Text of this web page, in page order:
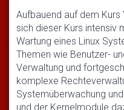
Aufbauend auf dem Kurs
sich dieser Kurs intensiv
Wartung eines Linux
Themen wie Benutzer-
Verwaltung und
komplexe
Systemüberwachung
und der Kernelmodule